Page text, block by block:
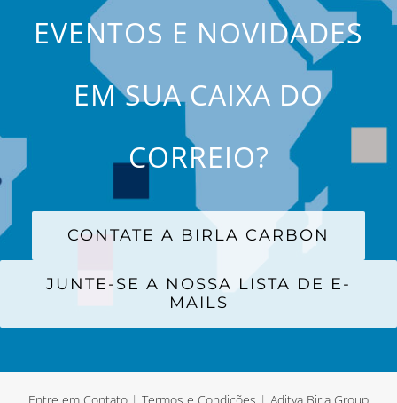
EVENTOS E NOVIDADES
EM SUA CAIXA DO
CORREIO?
CONTATE A BIRLA CARBON
JUNTE-SE A NOSSA LISTA DE E-
MAILS